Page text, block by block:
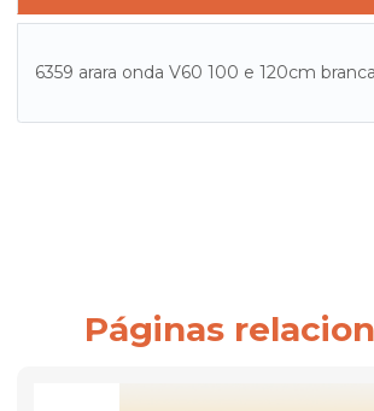
6359 arara onda V60 100 e 120cm branca
Páginas